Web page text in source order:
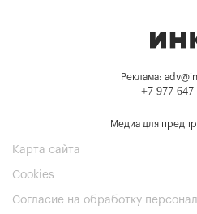
Реклама:
+7 977 647
Медиа для
Карта сайта
Cookies
Согласие на обработку